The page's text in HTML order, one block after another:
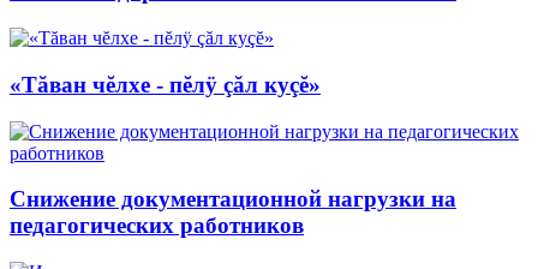
«Тăван чĕлхе - пĕлÿ çăл куçĕ»
Снижение документационной нагрузки на
педагогических работников